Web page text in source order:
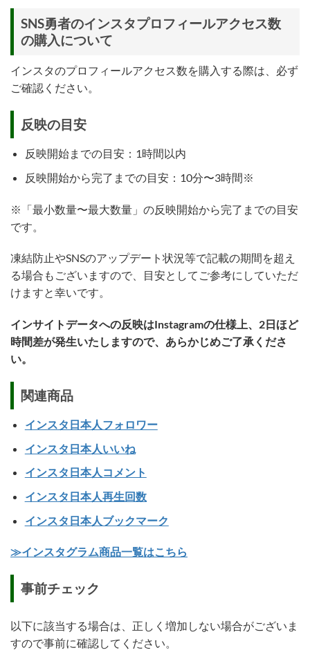
SNS勇者のインスタプロフィールアクセス数
の購入について
インスタのプロフィールアクセス数を購入する際は、必ず
ご確認ください。
反映の目安
反映開始までの目安：1時間以内
反映開始から完了までの目安：10分〜3時間※
※「最小数量〜最大数量」の反映開始から完了までの目安
です。
凍結防止やSNSのアップデート状況等で記載の期間を超え
る場合もございますので、目安としてご参考にしていただ
けますと幸いです。
インサイトデータへの反映はInstagramの仕様上、2日ほど
時間差が発生いたしますので、あらかじめご了承くださ
い。
関連商品
インスタ日本人フォロワー
インスタ日本人いいね
インスタ日本人コメント
インスタ日本人再生回数
インスタ日本人 ブックマーク
≫インスタグラム商品一覧はこちら
事前チェック
以下に該当する場合は、正しく増加しない場合がございま
すので事前に確認してください。